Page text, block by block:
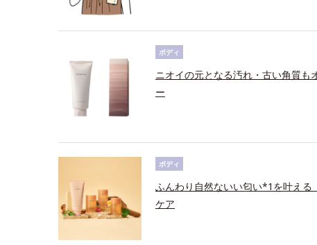
ボディ
ニオイの元となる汚れ・古い角質も
ー
ボディ
ふんわり自然ないい匂い*1を叶える
ケア